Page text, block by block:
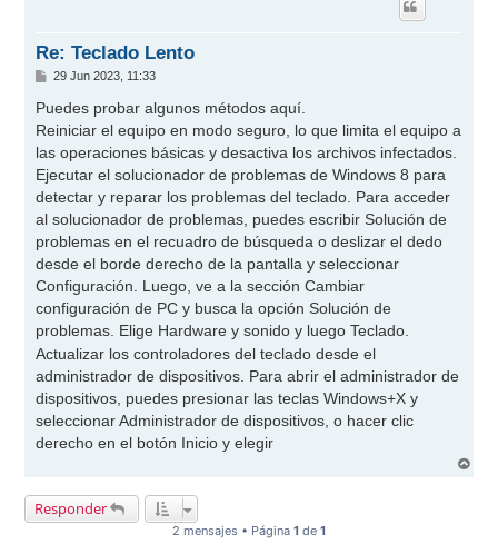
Re: Teclado Lento
M
n
s
a
e
29 Jun 2023, 11:33
Puedes probar algunos métodos aquí.
Reiniciar el equipo en modo seguro, lo que limita el equipo a
las operaciones básicas y desactiva los archivos infectados.
Ejecutar el solucionador de problemas de Windows 8 para
detectar y reparar los problemas del teclado. Para acceder
al solucionador de problemas, puedes escribir Solución de
problemas en el recuadro de búsqueda o deslizar el dedo
desde el borde derecho de la pantalla y seleccionar
Configuración. Luego, ve a la sección Cambiar
configuración de PC y busca la opción Solución de
problemas. Elige Hardware y sonido y luego Teclado.
Actualizar los controladores del teclado desde el
administrador de dispositivos. Para abrir el administrador de
dispositivos, puedes presionar las teclas Windows+X y
seleccionar Administrador de dispositivos, o hacer clic
derecho en el botón Inicio y elegir
Responder
2 mensajes • Página 1 de 1